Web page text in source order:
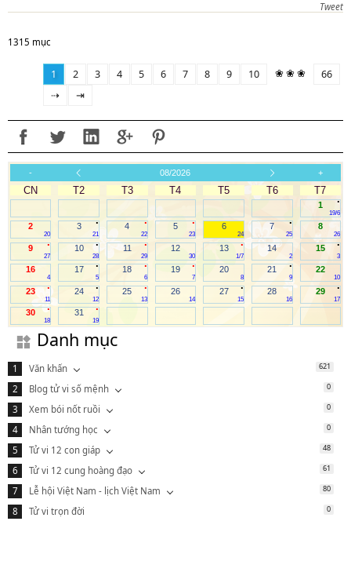
Tweet
1315 mục
1 2 3 4 5 6 7 8 9 10 ❀ ❀ ❀
66
⇢
⇥
- 08/2026 +
CN T2 T3 T4 T5 T6 T7
.
1
19/6
2
20
.
3
21
.
4
22
.
5
23
6
24
.
7
25
8
26
.
9
27
.
10
28
.
11
29
12
30
.
13
1/7
14
2
.
15
3
16
4
.
17
5
.
18
6
.
19
7
20
8
.
21
9
22
10
.
23
11
.
24
12
.
25
13
26
14
.
27
15
28
16
.
29
17
.
30
18
.
31
19
Danh mục
Văn khấn 621
Blog tử vi số mệnh 0
Xem bói nốt ruồi 0
Nhân tướng học 0
Tử vi 12 con giáp 48
Tử vi 12 cung hoàng đạo 61
Lễ hội Việt Nam - lịch Việt Nam 80
Tử vi trọn đời 0